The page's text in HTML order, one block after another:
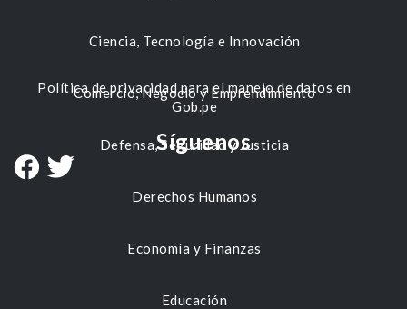
Ciencia, Tecnología e Innovación
Comercio, Negocio y Emprendimiento
Defensa, Seguridad y Justicia
Derechos Humanos
Economía y Finanzas
Educación
Política de privacidad para el manejo de datos en
Gob.pe
Síguenos